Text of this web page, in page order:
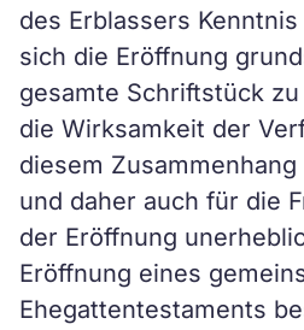
des Erblassers
sich die Eröffnung
gesamte Schriftstück
die Wirksamkeit der
diesem
und daher auch für die
der Eröffnung
Eröffnung eines
Ehegattentestaments